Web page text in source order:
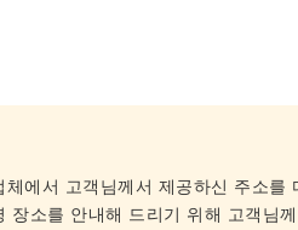
에서 고객님께서 제공하신 주소를
소를 안내해 드리기 위해 고객님